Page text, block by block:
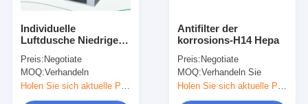
Individuelle
Luftdusche Niedriger
Energieeinsparung
und bequeme Wartung
Preis: Negotiate
MOQ:Verhandeln
Antifilter der
korrosions-H14 Hepa
Preis: Negotiate
MOQ:Verhandeln Sie